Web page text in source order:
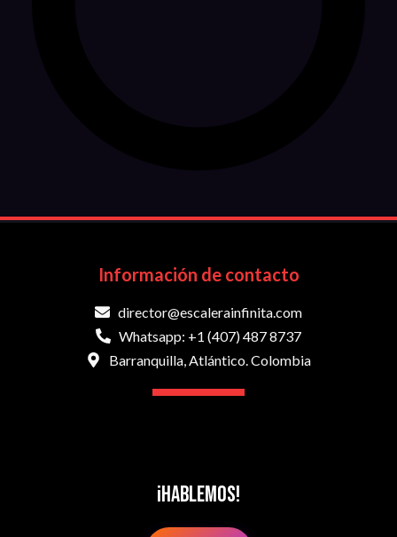
Información de contacto
director@escalerainfinita.com
Whatsapp: +1 (407) 487 8737
Barranquilla, Atlántico. Colombia
¡Hablemos!